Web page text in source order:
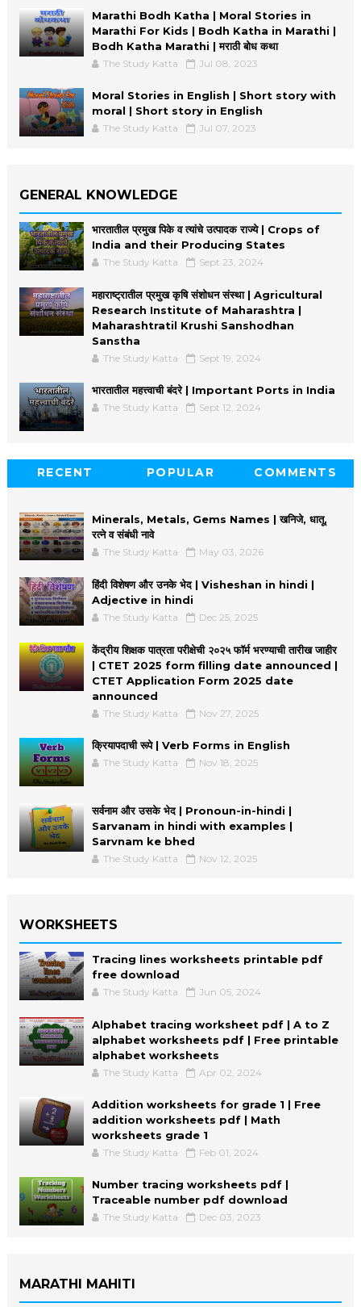
Marathi Bodh Katha | Moral Stories in
Marathi For Kids | Bodh Katha in Marathi |
Bodh Katha Marathi | मराठी बोध कथा
The Study Katta Jul 08, 2023
Moral Stories in English | Short story with
moral | Short story in English
The Study Katta Jul 07, 2023
GENERAL KNOWLEDGE
भारतातील प्रमुख पिके व त्यांचे उत्पादक राज्ये | Crops of
India and their Producing States
The Study Katta Sept 23, 2024
महाराष्ट्रातील प्रमुख कृषि संशोधन संस्था | Agricultural
Research Institute of Maharashtra |
Maharashtratil Krushi Sanshodhan
Sanstha
The Study Katta Sept 19, 2024
भारतातील महत्त्वाची बंदरे | Important Ports in India
The Study Katta Sept 12, 2024
RECENT POPULAR COMMENTS
Minerals, Metals, Gems Names | खनिजे, धातू,
रत्ने व संबंधी नावे
The Study Katta May 03, 2026
हिंदी विशेषण और उनके भेद | Visheshan in hindi |
Adjective in hindi
The Study Katta Dec 25, 2025
केंद्रीय शिक्षक पात्रता परीक्षेची २०२५ फॉर्म भरण्याची तारीख जाहीर
| CTET 2025 form filling date announced |
CTET Application Form 2025 date
announced
The Study Katta Nov 27, 2025
क्रियापदाची रूपे | Verb Forms in English
The Study Katta Nov 18, 2025
सर्वनाम और उसके भेद | Pronoun-in-hindi |
Sarvanam in hindi with examples |
Sarvnam ke bhed
The Study Katta Nov 12, 2025
WORKSHEETS
Tracing lines worksheets printable pdf
free download
The Study Katta Jun 05, 2024
Alphabet tracing worksheet pdf | A to Z
alphabet worksheets pdf | Free printable
alphabet worksheets
The Study Katta Apr 02, 2024
Addition worksheets for grade 1 | Free
addition worksheets pdf | Math
worksheets grade 1
The Study Katta Feb 01, 2024
Number tracing worksheets pdf |
Traceable number pdf download
The Study Katta Dec 03, 2023
MARATHI MAHITI